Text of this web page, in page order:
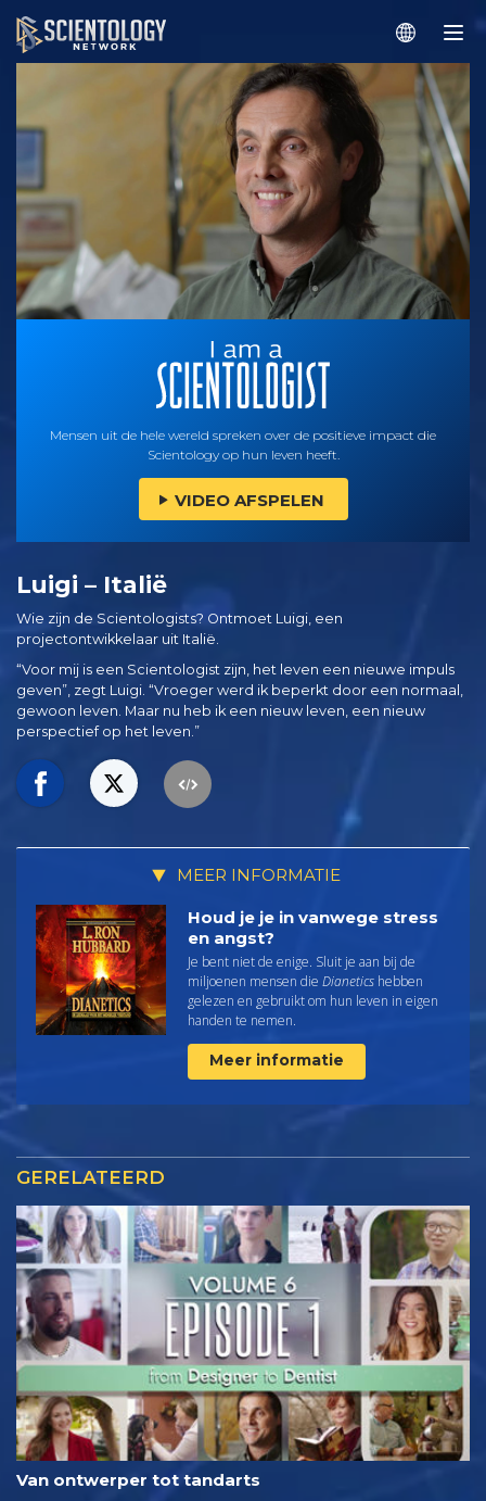
Mensen uit de hele wereld spreken over de positieve impact die
Scientology op hun leven heeft.
VIDEO AFSPELEN
Luigi – Italië
Wie zijn de Scientologists? Ontmoet Luigi, een
projectontwikkelaar uit Italië.
“Voor mij is een Scientologist zijn, het leven een nieuwe impuls
geven”, zegt Luigi. “Vroeger werd ik beperkt door een normaal,
gewoon leven. Maar nu heb ik een nieuw leven, een nieuw
perspectief op het leven.”
MEER INFORMATIE
Houd je je in vanwege stress
en angst?
Je bent niet de enige. Sluit je aan bij de
miljoenen mensen die Dianetics hebben
gelezen en gebruikt om hun leven in eigen
handen te nemen.
Meer informatie
GERELATEERD
Van ontwerper tot tandarts